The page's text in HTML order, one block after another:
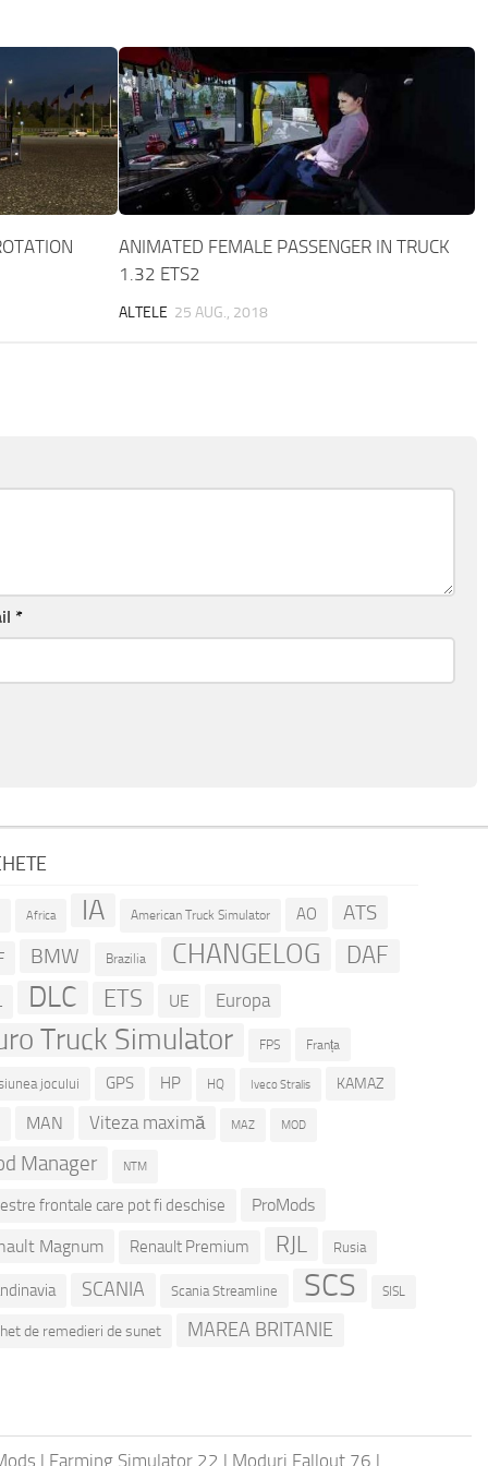
ANIMATED FEMALE PASSENGER IN TRUCK
1.32 ETS2
ALTELE 25 AUG., 2018
*
Africa IA American Truck Simulator AO ATS
BMW Brazilia CHANGELOG DAF
DLC ETS UE Europa
Truck Simulator FPS Franța
jocului GPS HP HQ Iveco Stralis KAMAZ
MAN Viteza maximă MAZ MOD
Manager NTM
frontale care pot fi deschise
ProMods
Magnum
Renault Premium RJL Rusia
SCANIA Scania Streamline SCS SISL
de remedieri de sunet MAREA BRITANIE
| Farming Simulator 22 | Moduri Fallout 76 |